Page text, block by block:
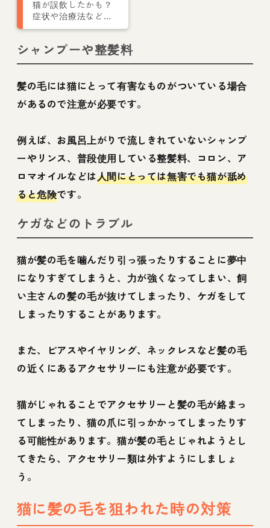
猫が誤飲したかも？
症状や治療法などを
猫専門獣医師が解説
シャンプーや整髪料
髪の毛には猫にとって有害なものがついている場合
があるので注意が必要です。
例えば、お風呂上がりで流しきれていないシャンプ
ーやリンス、普段使用している整髪料、コロン、ア
ロマオイルなどは人間にとっては無害でも猫が舐め
ると危険です。
ケガなどのトラブル
猫が髪の毛を噛んだり引っ張ったりすることに夢中
になりすぎてしまうと、力が強くなってしまい、飼
い主さんの髪の毛が抜けてしまったり、ケガをして
しまったりすることがあります。
また、ピアスやイヤリング、ネックレスなど髪の毛
の近くにあるアクセサリーにも注意が必要です。
猫がじゃれることでアクセサリーと髪の毛が絡まっ
てしまったり、猫の爪に引っかかってしまったりす
る可能性があります。猫が髪の毛とじゃれようとし
てきたら、アクセサリー類は外すようにしましょ
う。
猫に髪の毛を狙われた時の対策